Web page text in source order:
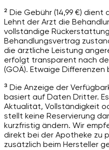
² Die Gebühr (14,99 €)
Lehnt der Arzt die
vollständige
Behandlungsvertrag
die ärztliche Leistung
erfolgt transparent nach
(GOÄ). Etwaige
³ Die Anzeige der
basiert auf Daten Dritter.
Aktualität, Vollständigkeit
stellt keine Reservierung
kurzfristig ändern. Wir
direkt bei der Apotheke zu
zusätzlich beim Hersteller